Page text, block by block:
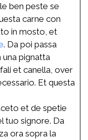
ben peste se
carne con
in mosto, et
. Da poi passa
una pignatta
et canella, over
Et questa
et de spetie
tuo signore. Da
ora sopra la